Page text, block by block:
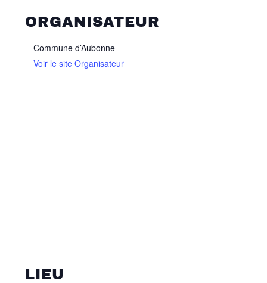
ORGANISATEUR
Commune d’Aubonne
Voir le site Organisateur
LIEU